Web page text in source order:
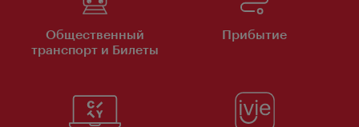
Общественный
транспорт и Билеты
Прибытие